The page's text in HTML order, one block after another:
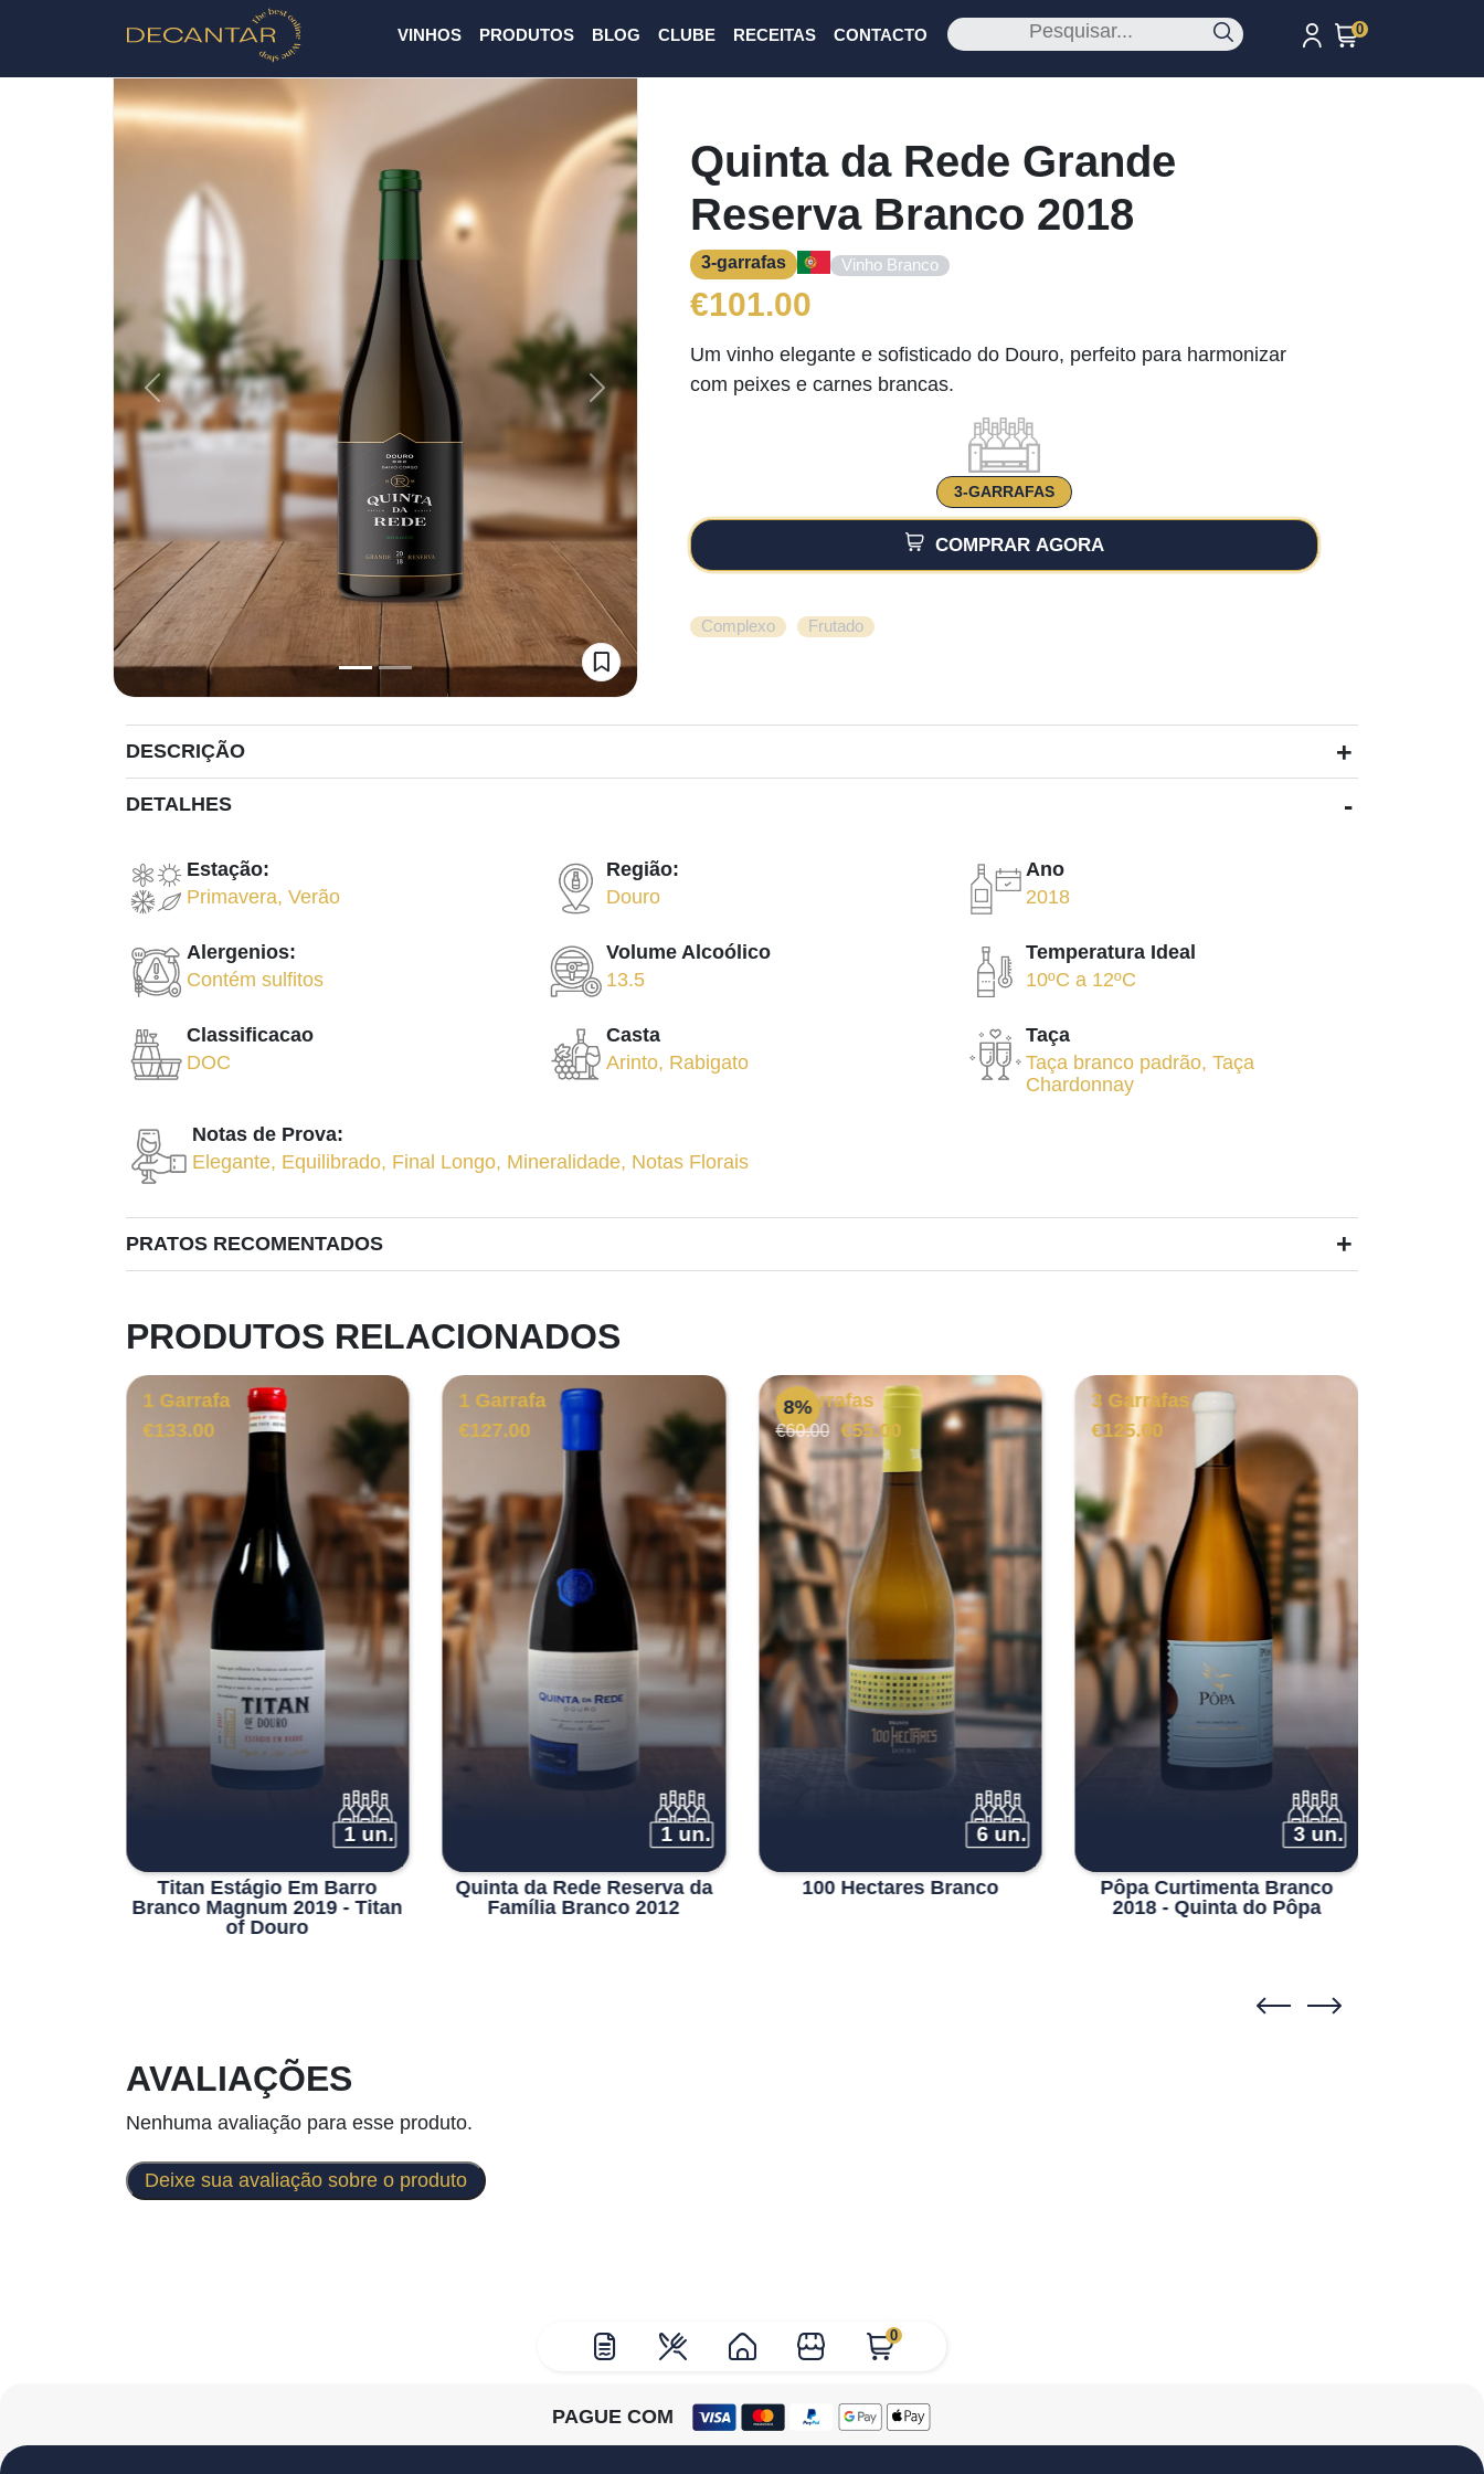
VINHOS PRODUTOS BLOG CLUBE RECEITAS CONTACTO 0
0
Previous Next
Quinta da Rede Grande
Reserva Branco 2018
3-garrafas Vinho Branco
€101.00
Um vinho elegante e sofisticado do Douro, perfeito para harmonizar
com peixes e carnes brancas.
3-GARRAFAS
COMPRAR AGORA
Complexo Frutado
DESCRIÇÃO +
DETALHES -
Estação:
Primavera, Verão
Região:
Douro
Ano
2018
Alergenios:
Contém sulfitos
Volume Alcoólico
13.5
Temperatura Ideal
10ºC a 12ºC
Classificacao
DOC
Casta
Arinto, Rabigato
Taça
Taça branco padrão, Taça
Chardonnay
Notas de Prova:
Elegante, Equilibrado, Final Longo, Mineralidade, Notas Florais
PRATOS RECOMENTADOS +
PRODUTOS RELACIONADOS
1 Garrafa
€133.00
1 un.
Titan Estágio Em Barro
Branco Magnum 2019 - Titan
of Douro
1 Garrafa
€127.00
1 un.
Quinta da Rede Reserva da
Família Branco 2012
8%
6 Garrafas
€60.00 O
preço
original
€60.00.
€55.00O
preço
atual
€55.00.
6 un.
100 Hectares Branco
3 Garrafas
€125.00
3 un.
Pôpa Curtimenta Branco
2018 - Quinta do Pôpa
AVALIAÇÕES
Nenhuma avaliação para esse produto.
Deixe sua avaliação sobre o produto
PAGUE COM